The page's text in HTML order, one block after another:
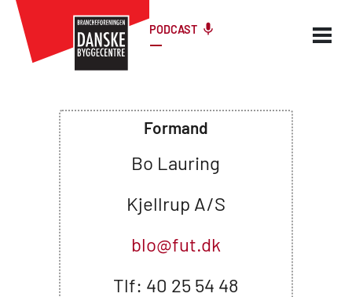
PODCAST
Formand
Bo Lauring
Kjellrup A/S
blo@fut.dk
Tlf: 40 25 54 48